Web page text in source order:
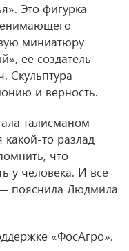
Это фигурка
миниатюру
ее создатель —
Скульптура
и верность.
талисманом
какой-то разлад
что
у человека. И все
— пояснила Людмила
«ФосАгро».